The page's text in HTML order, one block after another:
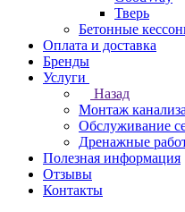
Тверь
Бетонные
Оплата и доставка
Бренды
Услуги
Назад
Монтаж
Обслуживание
Дренажные
Полезная информация
Отзывы
Контакты